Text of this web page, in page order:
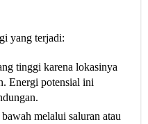
yang terjadi:
tinggi karena lokasinya
Energi potensial ini
melalui saluran atau